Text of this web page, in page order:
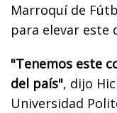
Marroquí de
para elevar este
"Tenemos este
del país", dijo
Universidad